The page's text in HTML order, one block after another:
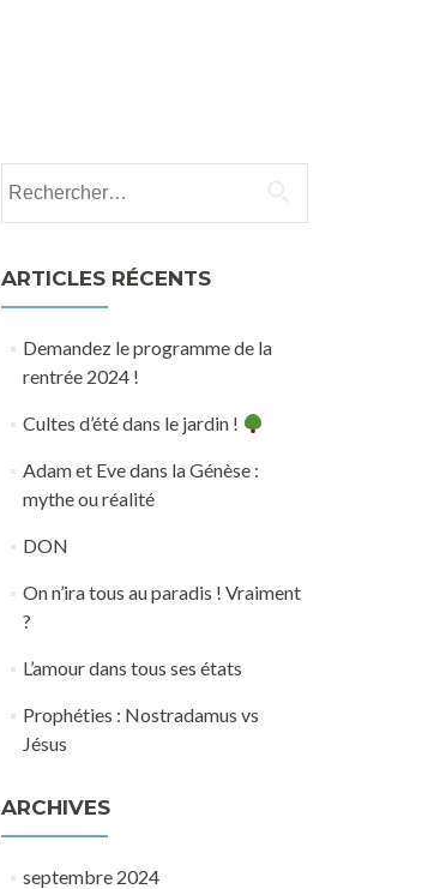
ARTICLES RÉCENTS
Demandez le programme de la
rentrée 2024 !
Cultes d’été dans le jardin !
Adam et Eve dans la Génèse :
mythe ou réalité
DON
On n’ira tous au paradis ! Vraiment
?
L’amour dans tous ses états
Prophéties : Nostradamus vs
Jésus
ARCHIVES
septembre 2024